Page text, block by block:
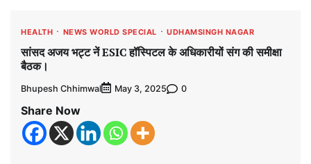
HEALTH NEWS WORLD SPECIAL UDHAMSINGH NAGAR
सांसद अजय भट्ट नें ESIC हॉस्पिटल के अधिकारीयों संग की समीक्षा
बैठक।
Bhupesh Chhimwal May 3, 2025 0
Share Now